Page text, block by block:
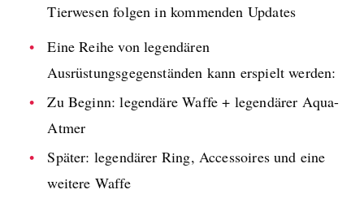
Tierwesen folgen in kommenden Updates
Eine Reihe von legendären
Ausrüstungsgegenständen kann erspielt werden:
Zu Beginn: legendäre Waffe + legendärer Aqua-
Atmer
Später: legendärer Ring, Accessoires und eine
weitere Waffe